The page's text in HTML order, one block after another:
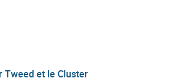
Tweed et le Cluster